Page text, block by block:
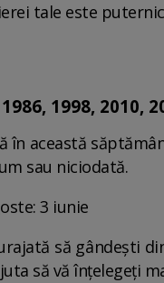
tale este
1998, 2010,
în această
sau niciodată.
3 iunie
să gândești
să vă înțelegeți